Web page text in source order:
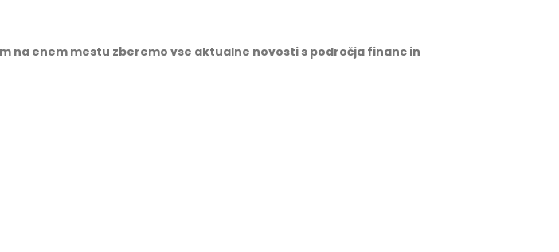
na enem mestu zberemo vse aktualne novosti s področja financ in